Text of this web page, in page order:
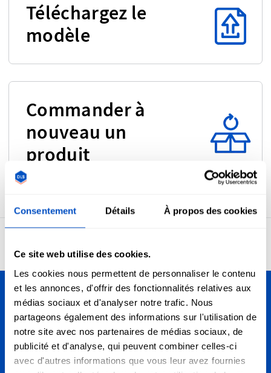
Consentement Détails À propos des cookies
Ce site web utilise des cookies.
Les cookies nous permettent de personnaliser le contenu
et les annonces, d'offrir des fonctionnalités relatives aux
médias sociaux et d'analyser notre trafic. Nous
partageons également des informations sur l'utilisation de
notre site avec nos partenaires de médias sociaux, de
publicité et d'analyse, qui peuvent combiner celles-ci
avec d'autres informations que vous leur avez fournies
Téléchargez le
modèle
Commander à
nouveau un
produit
Personnalisez vos créations
Nous livrons partout en France, de Marseille à Paris, en
passant par Nantes, Strasbourg et Bordeaux et partout
ailleurs, y compris dans le monde entier!